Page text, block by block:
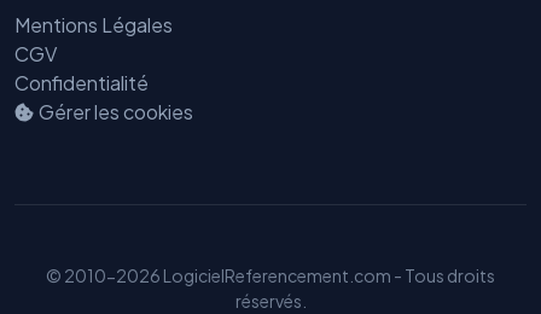
Mentions Légales
CGV
Confidentialité
Gérer les cookies
© 2010-2026 LogicielReferencement.com - Tous droits
réservés.